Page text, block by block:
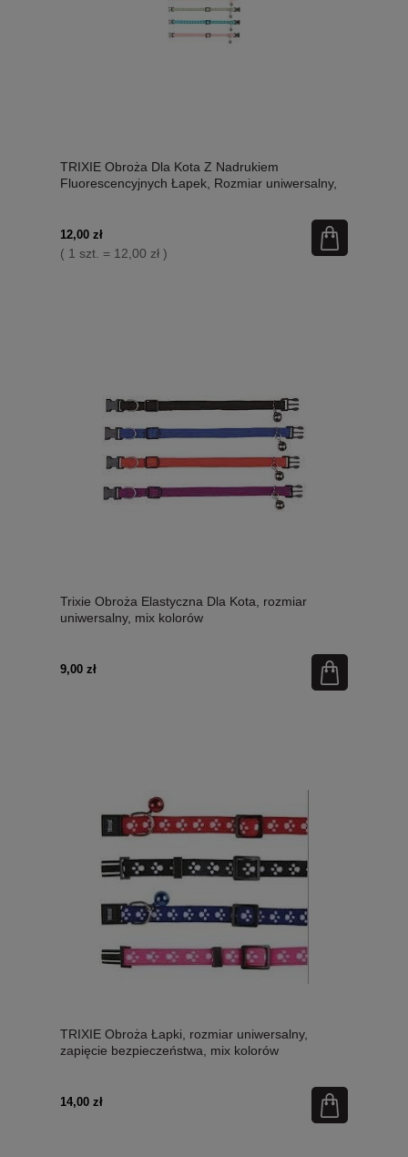
TRIXIE Obroża Dla Kota Z Nadrukiem
Fluorescencyjnych Łapek, Rozmiar uniwersalny,
12,00 zł
( 1 szt. = 12,00 zł )
Trixie Obroża Elastyczna Dla Kota, rozmiar
uniwersalny, mix kolorów
9,00 zł
TRIXIE Obroża Łapki, rozmiar uniwersalny,
zapięcie bezpieczeństwa, mix kolorów
14,00 zł